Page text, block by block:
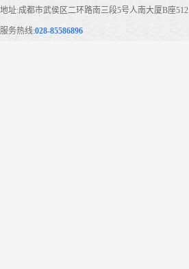
地址:成都市武侯区二环路南三段5号人南大厦B座512
服务热线:028-85586896